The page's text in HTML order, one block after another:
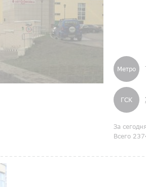
Метро
ГСК
За
Всего